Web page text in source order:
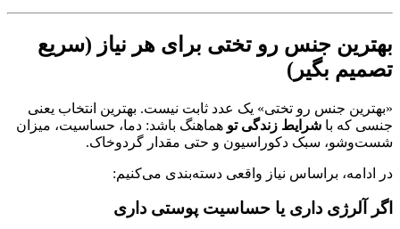
بهترین جنس رو تختی برای هر نیاز (سریع
تصمیم بگیر)
«بهترین جنس رو تختی» یک عدد ثابت نیست. بهترین انتخاب یعنی
جنسی که با شرایط زندگی تو هماهنگ باشد: دما، حساسیت، میزان
شست‌وشو، سبک دکوراسیون و حتی مقدار گردوخاک.
در ادامه، براساس نیاز واقعی دسته‌بندی می‌کنیم:
اگر آلرژی داری یا حساسیت پوستی داری